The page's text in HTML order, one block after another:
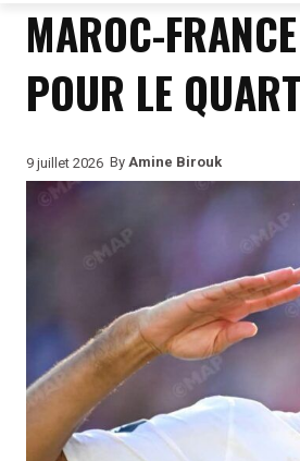
MAROC-
POUR LE
9 juillet 2026 By Amine Birouk